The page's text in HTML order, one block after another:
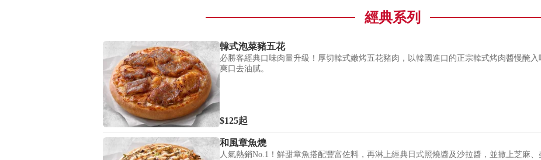
經典系列
韓式泡菜豬五花
必勝客經典口味肉量升級！厚切韓式嫩烤五花豬肉，以韓國進口的正宗韓式烤肉醬慢醃
爽口去油膩。
$125起
和風章魚燒
人氣熱銷No.1！鮮甜章魚搭配豐富佐料，再淋上經典日式照燒醬及沙拉醬，並撒上芝麻